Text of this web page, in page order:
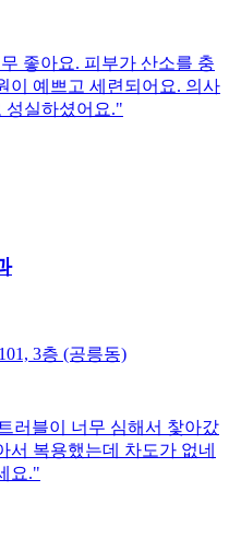
좋아요. 피부가 산소를 충
이 예쁘고 세련되어요. 의사
성실하셨어요."
3층 (공릉동)
러블이 너무 심해서 찿아갔
서 복용했는데 차도가 없네
요."